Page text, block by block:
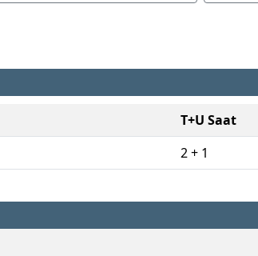
T+U Saat
2 + 1